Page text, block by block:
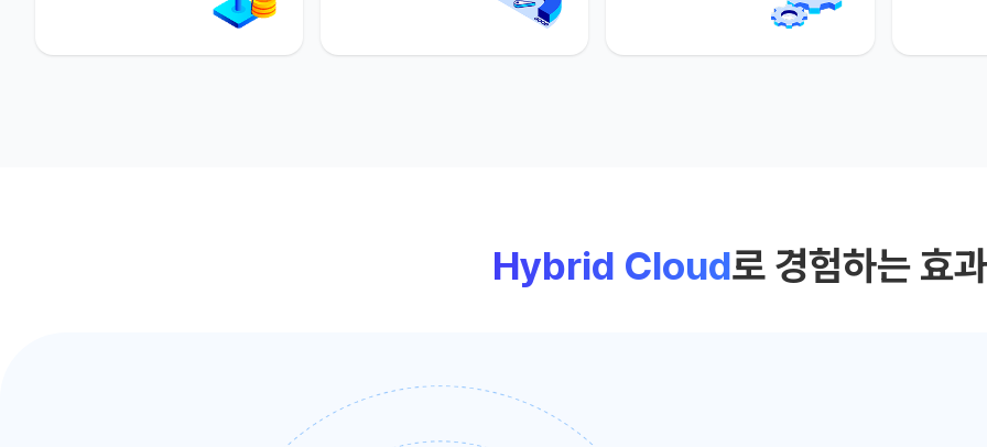
Hybrid Cloud로 경험하는 효과